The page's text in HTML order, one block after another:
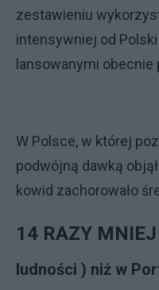
zestawieniu
intensywniej od
lansowanymi obecnie
W Polsce, w której
podwójną dawką
kowid zachorowało
14 RAZY MNIEJ
ludności ) niż w